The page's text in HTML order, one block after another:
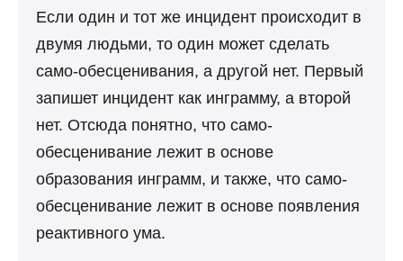
Если один и тот же инцидент происходит в
двумя людьми, то один может сделать
само-обесценивания, а другой нет. Первый
запишет инцидент как инграмму, а второй
нет. Отсюда понятно, что само-
обесценивание лежит в основе
образования инграмм, и также, что само-
обесценивание лежит в основе появления
реактивного ума.